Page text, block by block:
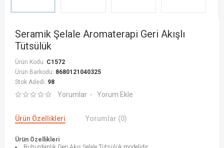
Seramik Şelale Aromaterapi Geri Akışlı
Tütsülük
Ürün Kodu: C1572
Ürün Barkodu: 8680121040325
Stok Adedi: 98
Yorumlar Yorum Ekle
Ürün Özellikleri Yorumlar (0)
Ürün Özellikleri